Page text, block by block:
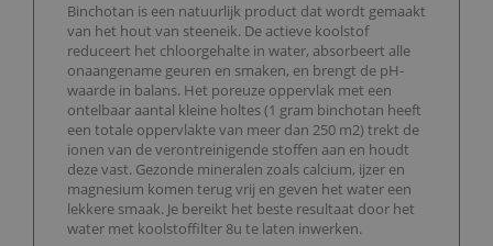
Binchotan is een natuurlijk product dat wordt gemaakt
van het hout van steeneik. De actieve koolstof
reduceert het chloorgehalte in water, absorbeert alle
onaangename geuren en smaken, en brengt de pH-
waarde in balans. Het poreuze oppervlak met een
ontelbaar aantal kleine holtes (1 gram binchotan heeft
een totale oppervlakte van meer dan 250 m2) trekt de
ionen van de verontreinigende stoffen aan en houdt
deze vast. Gezonde mineralen zoals calcium, ijzer en
magnesium komen terug vrij en geven het water een
lekkere smaak. Je bereikt het beste resultaat door het
water met koolstoffilter 8u te laten inwerken.